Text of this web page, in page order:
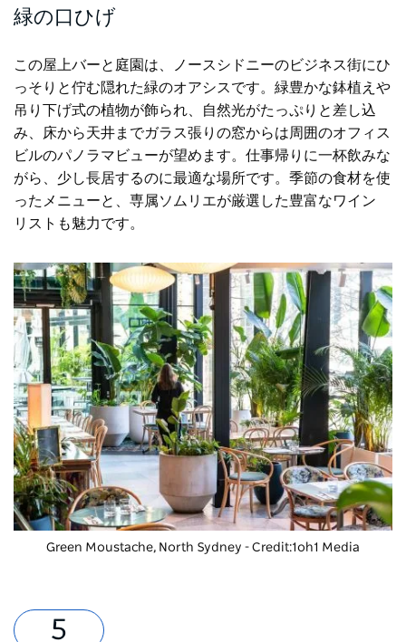
緑の口ひげ
この屋上バーと庭園は、ノースシドニーのビジネス街にひ
っそりと佇む隠れた緑のオアシスです。緑豊かな鉢植えや
吊り下げ式の植物が飾られ、自然光がたっぷりと差し込
み、床から天井までガラス張りの窓からは周囲のオフィス
ビルのパノラマビューが望めます。仕事帰りに一杯飲みな
がら、少し長居するのに最適な場所です。季節の食材を使
ったメニューと、専属ソムリエが厳選した豊富なワイン
リストも魅力です。
Green Moustache, North Sydney - Credit:1oh1 Media